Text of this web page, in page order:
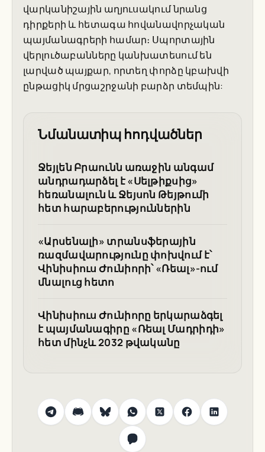
վարկանիշային աղյուսակում նրանց
դիրքերի և հետագա հովանավորչական
պայմանագրերի համար։ Սպորտային
վերլուծաբանները կանխատեսում են
լարված պայքար, որտեղ փորձը կբախվի
ընթացիկ մրցաշրջանի բարձր տեմպին:
Նմանատիպ հոդվածներ
Ջեյլեն Բրաունն առաջին անգամ
անդրադարձել է «Սելթիքսից»
հեռանալուն և Ջեյսոն Թեյթումի
հետ հարաբերություններին
«Արսենալի» տրանսֆերային
ռազմավարությունը փոխվում է՝
Վինիսիուս Ժունիորի՝ «Ռեալ»-ում
մնալուց հետո
Վինիսիուս Ժունիորը երկարաձգել
է պայմանագիրը «Ռեալ Մադրիդի»
հետ մինչև 2032 թվականը